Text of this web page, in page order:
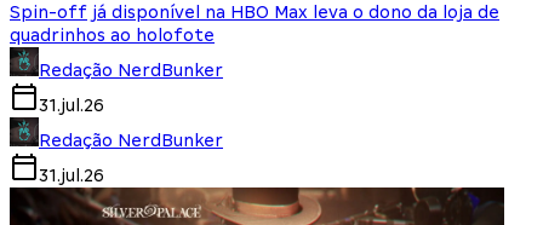
Spin-off já disponível na HBO Max leva o dono da loja de
quadrinhos ao holofote
Redação NerdBunker
31.jul.26
Redação NerdBunker
31.jul.26